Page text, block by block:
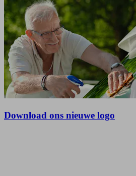
Download ons nieuwe logo